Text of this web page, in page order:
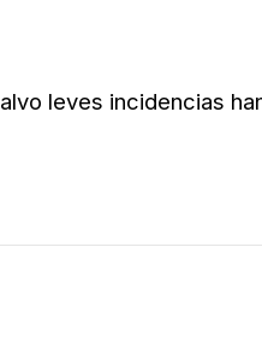
leves incidencias